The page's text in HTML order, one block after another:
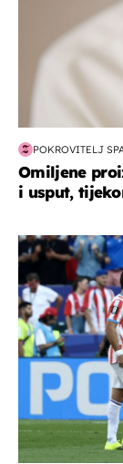
POKROVITELJ
Omiljene
i usput,
svjetsko